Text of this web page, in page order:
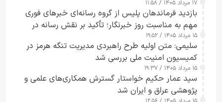
۱۷ مرداد ۱۴۰۵ / ۱۱:۵۸
بازدید فرماندهان پلیس از گروه رسانه‌ای خبرهای فوری
مهم به مناسبت روز خبرنگار؛ تأکید بر نقش رسانه در
تقویت امنیت و اعتماد عمومی
۱۵ مرداد ۱۴۰۵ / ۱۹:۵۲
سلیمی: متن اولیه طرح راهبردی مدیریت تنگه هرمز در
کمیسیون امنیت ملی بررسی شد
۱۵ مرداد ۱۴۰۵ / ۱۹:۳۷
سید عمار حکیم خواستار گسترش همکاری‌های علمی و
پژوهشی عراق و ایران شد